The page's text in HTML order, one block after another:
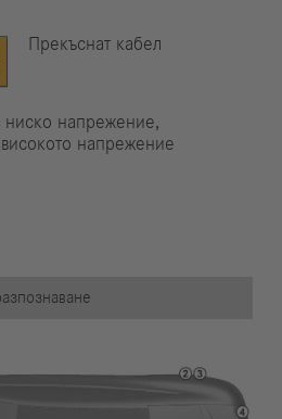
Прекъснат кабел
ниско напрежение,
напрежение